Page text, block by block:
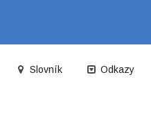
Slovník Odkazy